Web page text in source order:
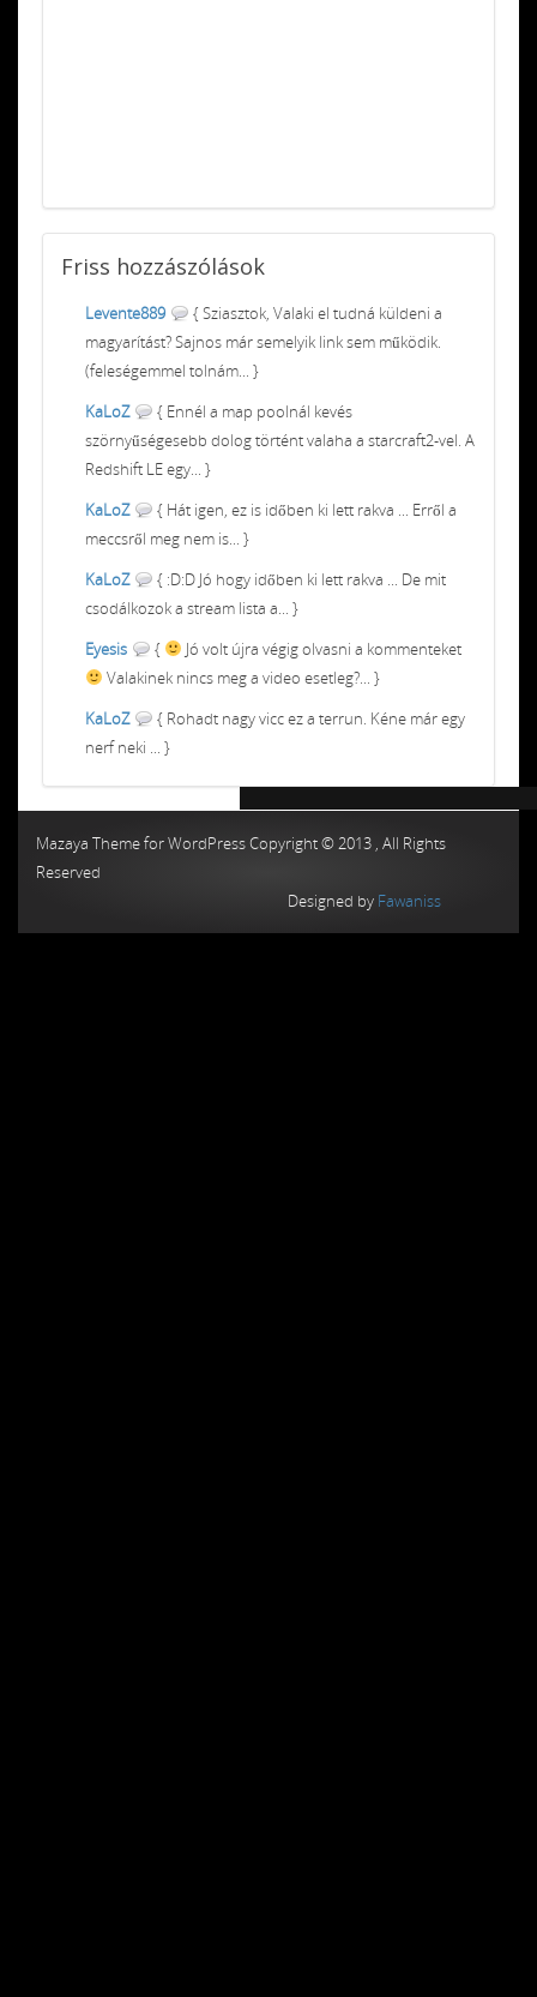
Friss hozzászólások
Levente889
{ Sziasztok, Valaki el tudná küldeni a
magyarítást? Sajnos már semelyik link sem működik.
(feleségemmel tolnám... }
KaLoZ
{ Ennél a map poolnál kevés
szörnyűségesebb dolog történt valaha a starcraft2-vel. A
Redshift LE egy... }
KaLoZ
{ Hát igen, ez is időben ki lett rakva ... Erről a
meccsről meg nem is... }
KaLoZ
{ :D:D Jó hogy időben ki lett rakva ... De mit
csodálkozok a stream lista a... }
Eyesis
{
Jó volt újra végig olvasni a kommenteket
Valakinek nincs meg a video esetleg?... }
KaLoZ
{ Rohadt nagy vicc ez a terrun. Kéne már egy
nerf neki ... }
Mazaya Theme for WordPress Copyright © 2013 , All Rights
Reserved
Designed by Fawaniss